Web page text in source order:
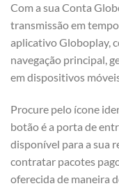
Com a sua Conta
transmissão em
aplicativo Globoplay,
navegação principal,
em dispositivos
Procure pelo ícone
botão é a porta de
disponível para a sua
contratar pacotes
oferecida de maneira